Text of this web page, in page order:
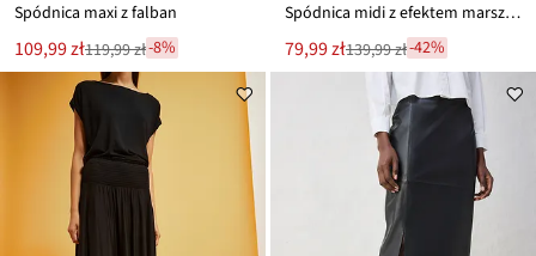
Spódnica maxi z falban
Nowa
cena
109,99 zł
Przeceniono
119,99 zł
119,99 zł-8%
Spódnica midi z efektem marszczenia
Nowa
cena
79,99 zł
Przeceniono
139,99 zł-42%